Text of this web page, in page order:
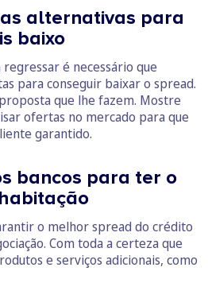
alternativas para
baixo
é necessário que
para conseguir baixar o spread.
que lhe fazem. Mostre
ofertas no mercado para que
garantido.
bancos para ter o
o melhor spread do crédito
Com toda a certeza que
e serviços adicionais, como